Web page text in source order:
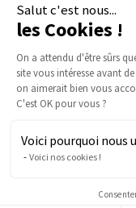
Salut c'est nous...
les Cookies !
On a attendu d'être sûrs
site vous intéresse avant
on aimerait bien vous
C'est OK pour vous ?
Voici pourquoi nous
Voici nos cookies !
Heeft u vragen over
5 avenue Joffre,